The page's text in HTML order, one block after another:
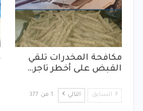
مكافحة المخدرات تلقي
القبض على أخطر تاجر…
السابق التالي 1 من 377